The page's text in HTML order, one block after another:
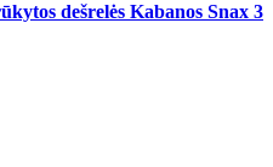
dešrelės Kabanos Snax 3